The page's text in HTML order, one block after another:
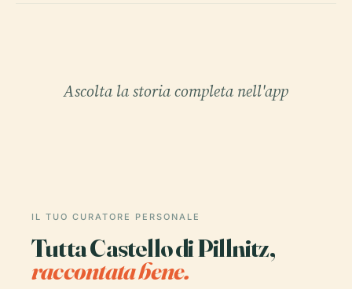
Ascolta la storia completa nell'app
IL TUO CURATORE PERSONALE
Tutta Castello di Pillnitz,
raccontata bene.